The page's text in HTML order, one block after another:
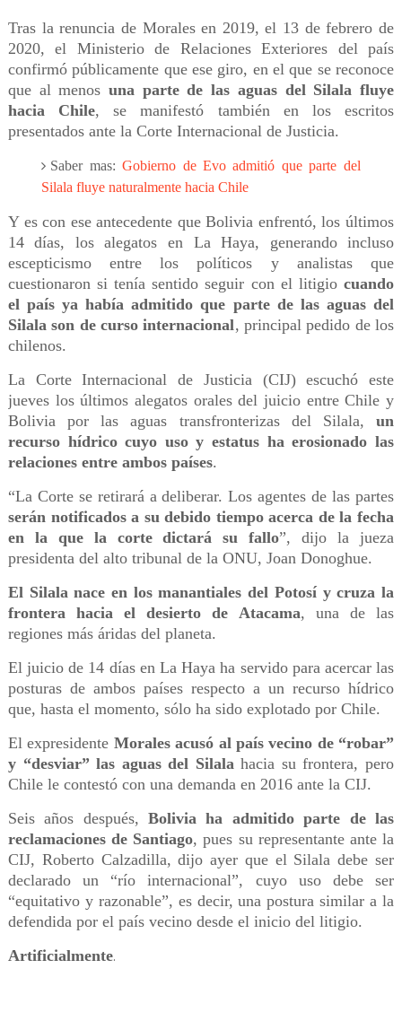
Tras la renuncia de Morales en 2019, el 13 de febrero de
2020, el Ministerio de Relaciones Exteriores del país
confirmó públicamente que ese giro, en el que se reconoce
que al menosuna parte de las aguas del Silala fluye
hacia Chile, se manifestó también en los escritos
presentados ante la Corte Internacional de Justicia.
Saber mas:Gobierno de Evo admitió que parte del
Silala fluye naturalmente hacia Chile
Y es con ese antecedente que Bolivia enfrentó, los últimos
14 días, los alegatos en La Haya, generando incluso
escepticismo entre los políticos y analistas que
cuestionaron si tenía sentido seguir con el litigiocuando
el país ya había admitido que parte de las aguas del
Silala son de curso internacional, principal pedido de los
chilenos.
La Corte Internacional de Justicia (CIJ) escuchó este
jueves los últimos alegatos orales del juicio entre Chile y
Bolivia por las aguas transfronterizas del Silala,un
recurso hídrico cuyo uso y estatus ha erosionado las
relaciones entre ambos países.
“La Corte se retirará a deliberar. Los agentes de las partes
serán notificados a su debido tiempo acerca de la fecha
en la que la corte dictará su fallo”, dijo la jueza
presidenta del alto tribunal de la ONU, Joan Donoghue.
El Silala nace en los manantiales del Potosí y cruza la
frontera hacia el desierto de Atacama, una de las
regiones más áridas del planeta.
El juicio de 14 días en La Haya ha servido para acercar las
posturas de ambos países respecto a un recurso hídrico
que, hasta el momento, sólo ha sido explotado por Chile.
El expresidente Morales acusó al país vecino de “robar”
y “desviar” las aguas del Silalahacia su frontera, pero
Chile le contestó con una demanda en 2016 ante la CIJ.
Seis años después,Bolivia ha admitido parte de las
reclamaciones de Santiago, pues su representante ante la
CIJ, Roberto Calzadilla, dijo ayer que el Silala debe ser
declarado un “río internacional”, cuyo uso debe ser
“equitativo y razonable”, es decir, una postura similar a la
defendida por el país vecino desde el inicio del litigio.
Artificialmente.